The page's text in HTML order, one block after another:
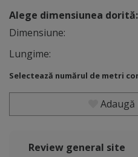
Alege dimensiunea dorită:
Dimensiune:
Lungime:
Selectează numărul de metri
Review general site